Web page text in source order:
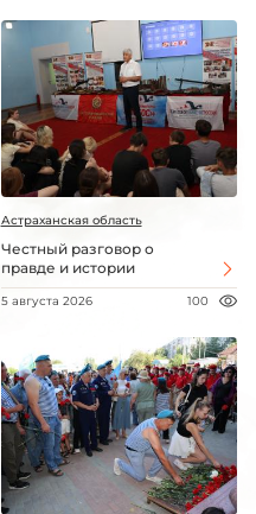
Астраханская область
Честный разговор о
правде и истории
5 августа 2026 100